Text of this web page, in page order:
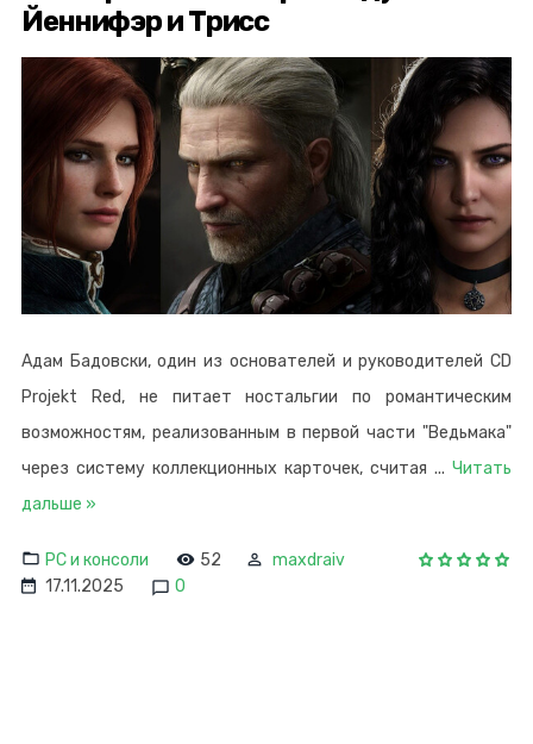
Йеннифэр и Трисс
Адам Бадовски, один из основателей и руководителей CD
Projekt Red, не питает ностальгии по романтическим
возможностям, реализованным в первой части "Ведьмака"
через систему коллекционных карточек, считая ... Читать
дальше »
PC и консоли 52
maxdraiv
17.11.2025
0